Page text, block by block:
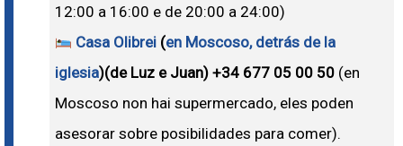
12:00 a 16:00 e de 20:00 a 24:00)
Casa Olibrei (en Moscoso, detrás de la
iglesia)(de Luz e Juan) +34 677 05 00 50 (en
Moscoso non hai supermercado, eles poden
asesorar sobre posibilidades para comer).